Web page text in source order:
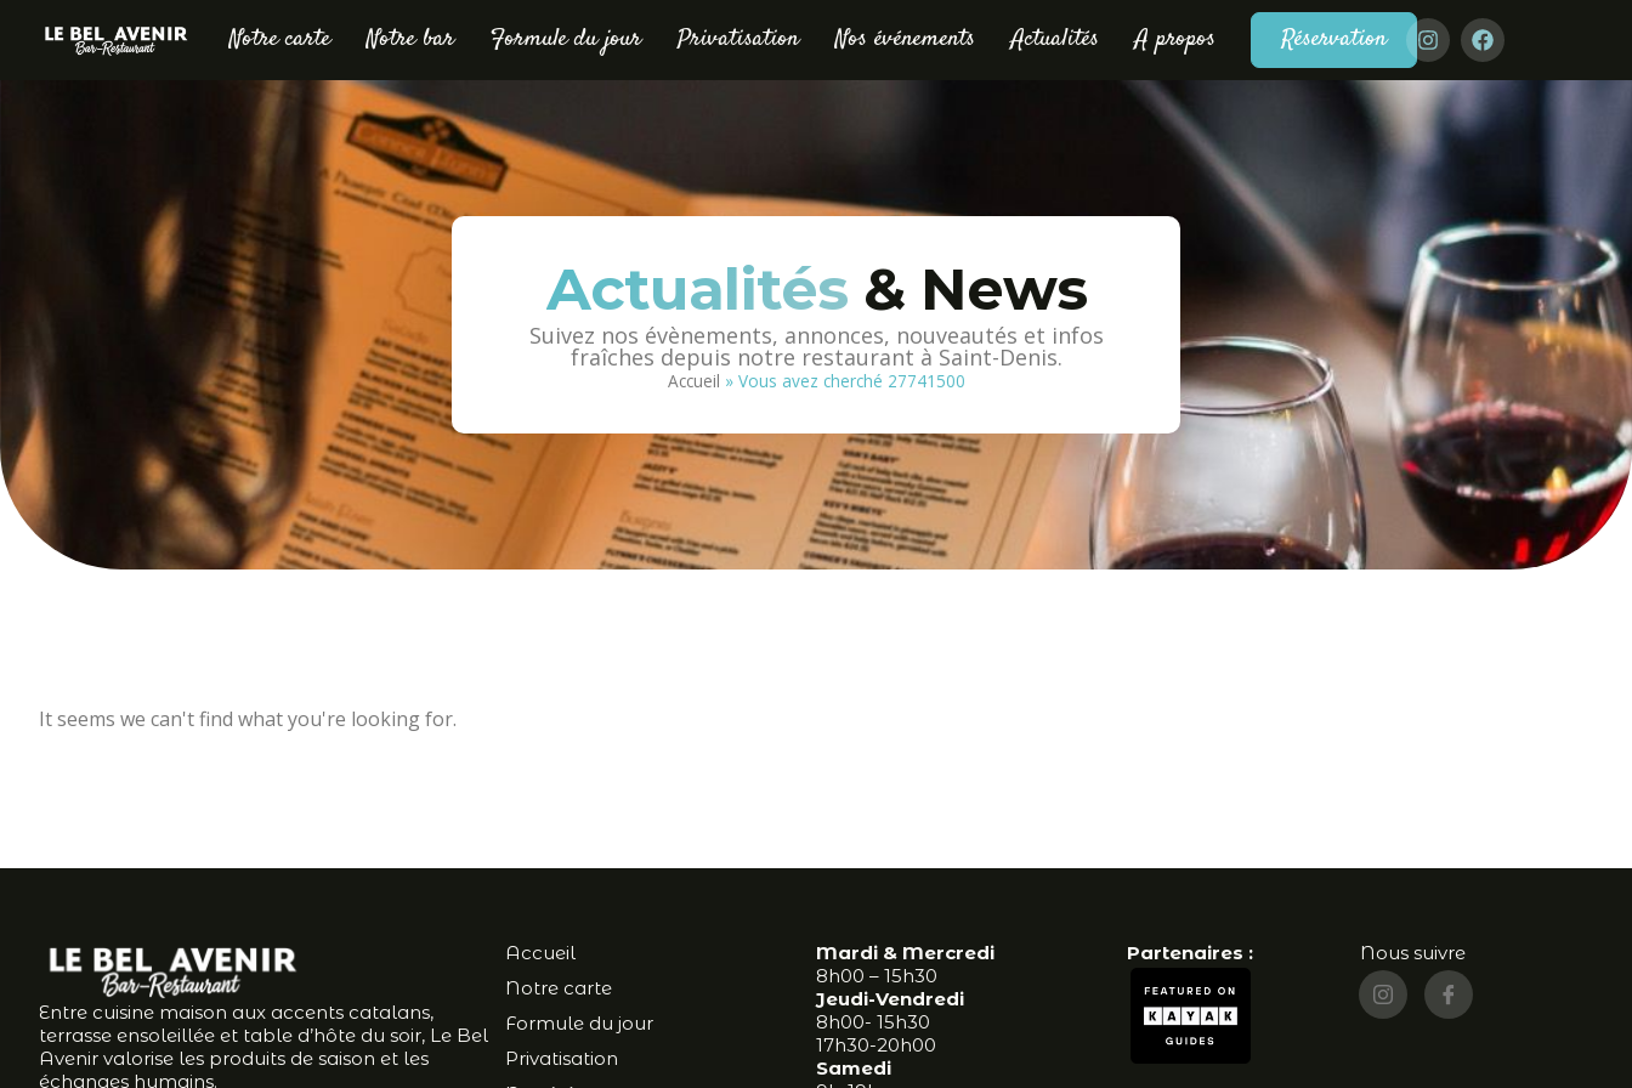
Notre carte Notre bar Formule du jour Privatisation Nos événements Actualités A propos Réservation
Actualités& News
Suivez nos évènements, annonces, nouveautés et infos
fraîches depuis notre restaurant à Saint-Denis.
Accueil » Vous avez cherché 27741500
It seems we can't find what you're looking for.
Entre cuisine maison aux accents catalans,
terrasse ensoleillée et table d’hôte du soir, Le Bel
Avenir valorise les produits de saison et les
échanges humains.
Accueil
Notre carte
Formule du jour
Privatisation
Mardi & Mercredi
8h00 – 15h30
Jeudi-Vendredi
8h00- 15h30
17h30-20h00
Samedi
Partenaires : Nous suivre